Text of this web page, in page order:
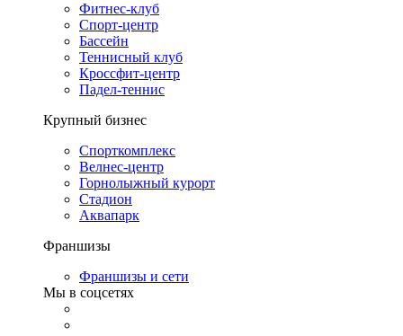
Фитнес-клуб
Спорт-центр
Бассейн
Теннисный клуб
Кроссфит-центр
Падел-теннис
Крупный бизнес
Спорткомплекс
Велнес-центр
Горнолыжный курорт
Стадион
Аквапарк
Франшизы
Франшизы и сети
Мы в соцсетях